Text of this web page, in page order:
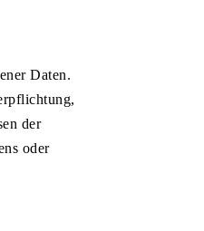
Daten.
der
oder